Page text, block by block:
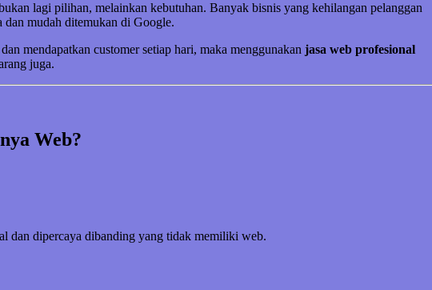
lagi pilihan, melainkan kebutuhan. Banyak bisnis yang kehilangan pelanggan
mudah ditemukan di Google.
mendapatkan customer setiap hari, maka menggunakan jasa web profesional
juga.
Web?
dan dipercaya dibanding yang tidak memiliki web.